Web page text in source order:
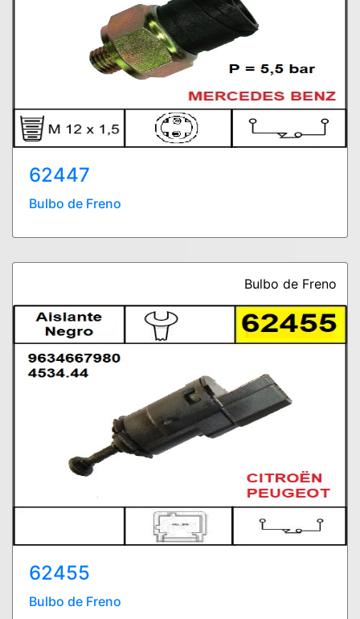
62447
Bulbo de Freno
Bulbo de Freno
62455
Bulbo de Freno